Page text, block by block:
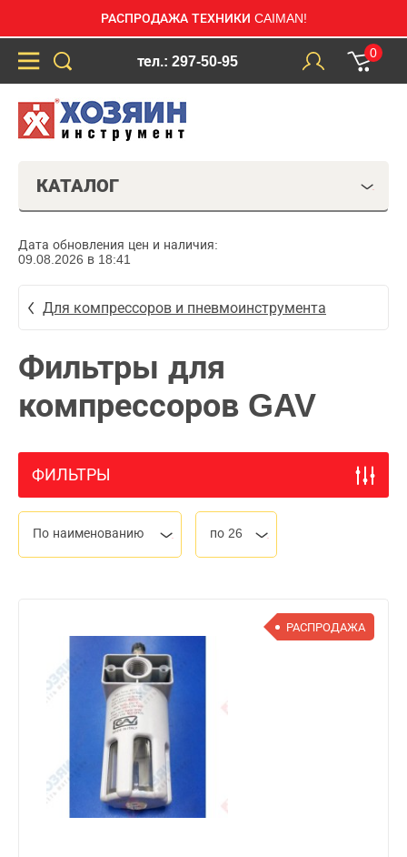
РАСПРОДАЖА ТЕХНИКИ CAIMAN!
тел.: 297-50-95
0
КАТАЛОГ
Дата обновления цен и наличия:
09.08.2026 в 18:41
Для компрессоров и пневмоинструмента
Фильтры для
компрессоров GAV
ФИЛЬТРЫ
По наименованию по 26
РАСПРОДАЖА